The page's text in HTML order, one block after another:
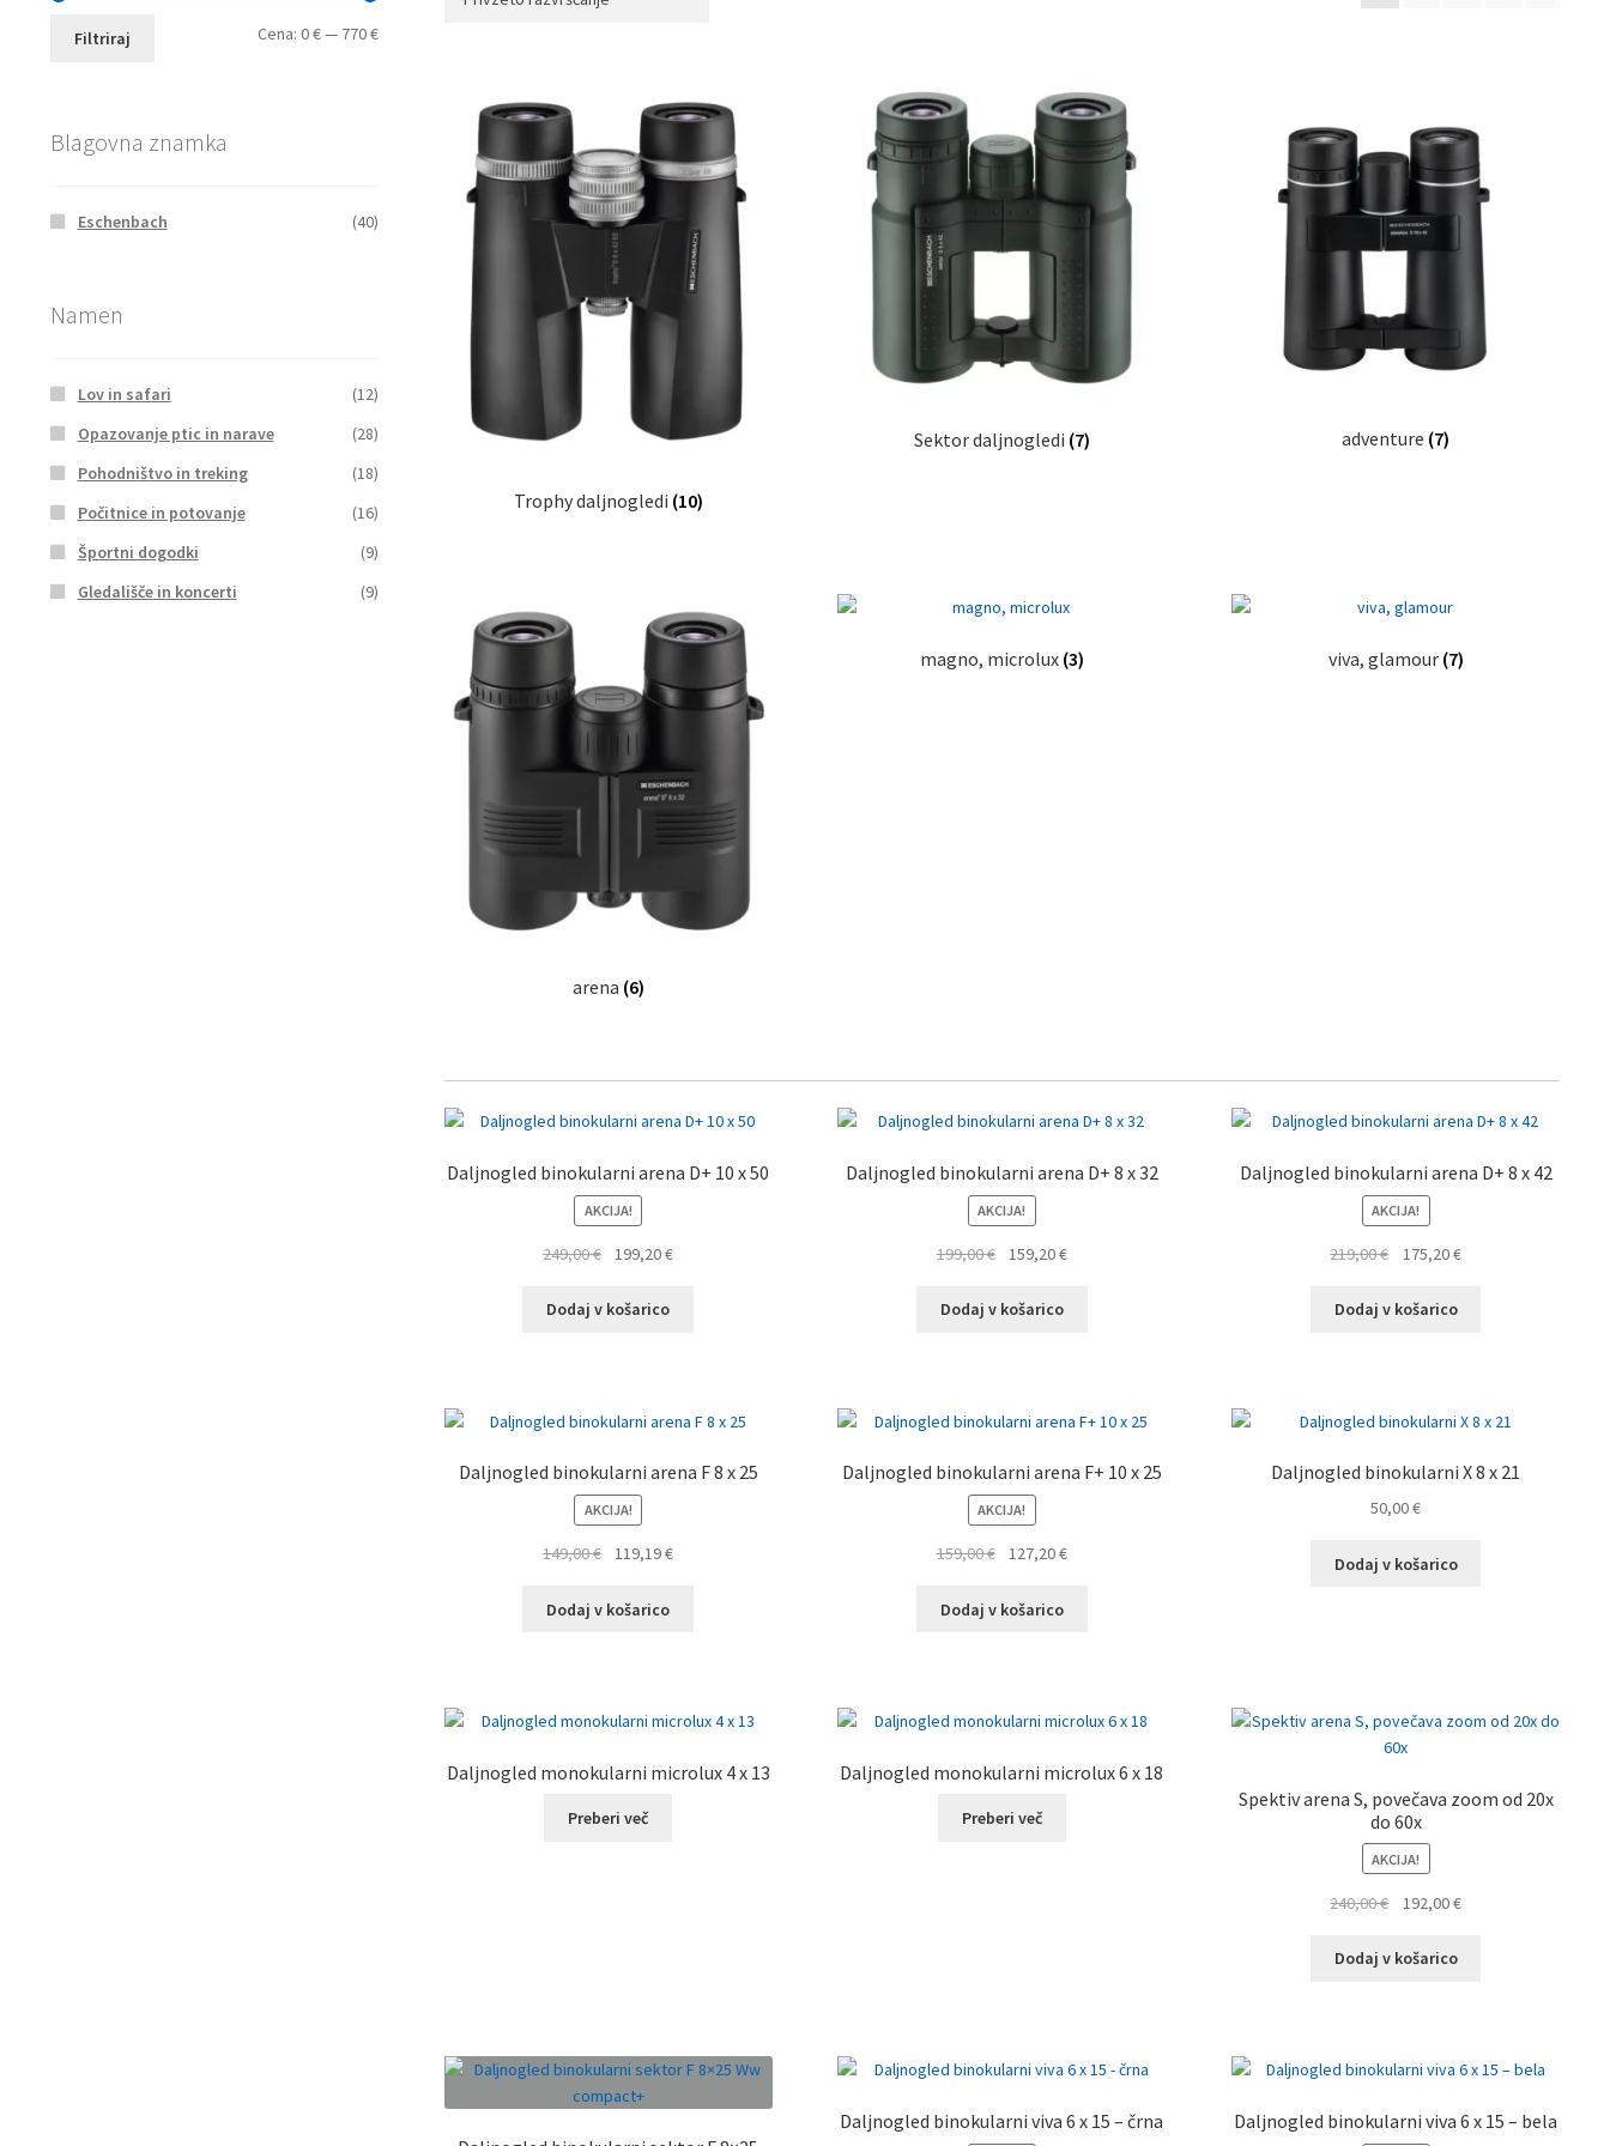
Trophy daljnogledi (10)
Sektor daljnogledi (7) adventure (7)
arena (6)
magno, microlux (3) viva, glamour (7)
Daljnogled binokularni arena D+ 10 x 50
AKCIJA!
249,00€
Izvirna
je
199,20€Trenutna
Dodaj v košarico
Daljnogled binokularni arena D+ 8 x 32
AKCIJA!
199,00€
Izvirna
je
159,20€Trenutna
Dodaj v košarico
Daljnogled binokularni arena D+ 8 x 42
AKCIJA!
219,00€
Izvirna
je
175,20€Trenutna
Dodaj v košarico
Daljnogled binokularni arena F 8 x 25
AKCIJA!
149,00€
Izvirna
je
119,19€Trenutna
Dodaj v košarico
Daljnogled binokularni arena F+ 10 x 25
AKCIJA!
159,00€
Izvirna
je
127,20€Trenutna
Dodaj v košarico
Daljnogled binokularni X 8 x 21
50,00€
Dodaj v košarico
Daljnogled monokularni microlux 4 x 13
Preberi več
Daljnogled monokularni microlux 6 x 18
Preberi več
Spektiv arena S, povečava zoom od 20x
do 60x
AKCIJA!
240,00€
Izvirna
je
192,00€Trenutna
Dodaj v košarico
Daljnogled binokularni viva 6 x 15 – črna Daljnogled binokularni viva 6 x 15 – bela
Min
Max
Filtriraj Cena: 0 €— 770 €
Blagovna znamka
Eschenbach (40)
Namen
Lov in safari
(12)
Opazovanje ptic in narave
(28)
Pohodništvo in treking
(18)
Počitnice in potovanje
(16)
Športni dogodki
(9)
Gledališče in koncerti
(9)